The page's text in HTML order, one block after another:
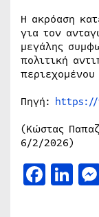
Η ακρόαση
για τον
μεγάλης
πολιτική
Πηγή: https://
(Κώστας
6/2/2026)